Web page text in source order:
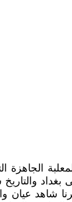
التي
بغداد
شاهد